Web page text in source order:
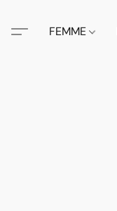
FEMME